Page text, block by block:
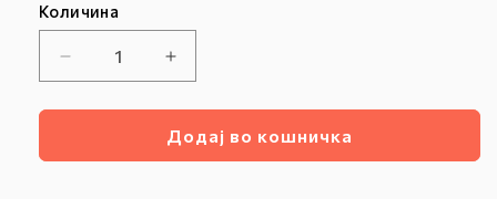
Количина
Намалете
количината
СИНТЕТИЧКИ
Зголемете
количината
за
СИНТЕТИЧКИ
Додај во кошничка